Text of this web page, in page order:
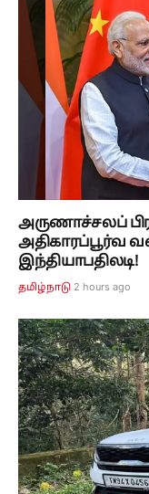
அருணாச்சலப்
அதிகாரப்பூர்வ
இந்தியாபதிலடி!
தமிழ்நாடு 2 hours ago